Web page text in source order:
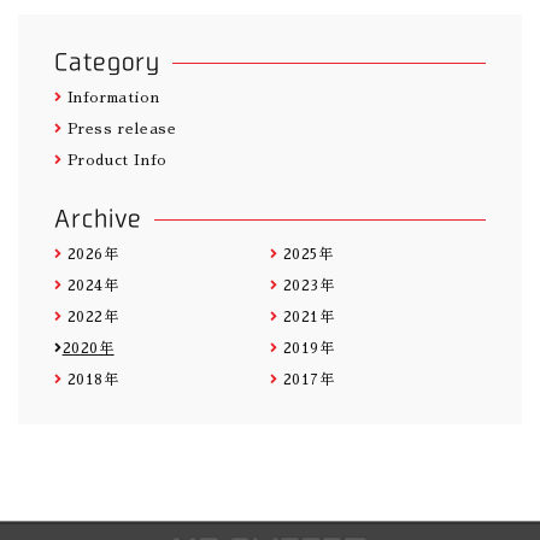
Category
Information
Press release
Product Info
Archive
2026年 2025年
2024年 2023年
2022年 2021年
2020年 2019年
2018年 2017年